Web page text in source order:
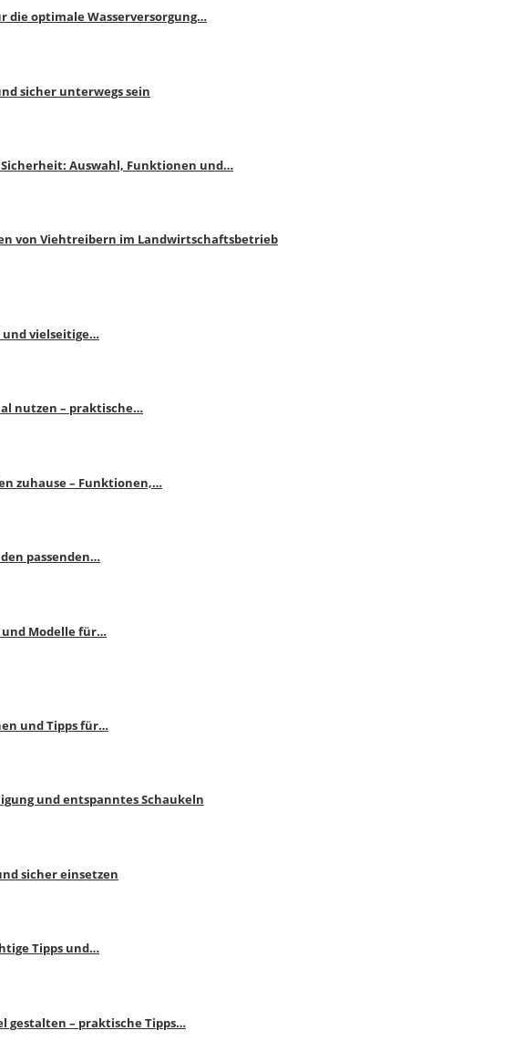
die optimale Wasserversorgung…
sicher unterwegs sein
Auswahl, Funktionen und…
von Viehtreibern im Landwirtschaftsbetrieb
vielseitige…
nutzen – praktische…
zuhause – Funktionen,…
passenden…
und Modelle für…
und Tipps für…
und entspanntes Schaukeln
sicher einsetzen
Tipps und…
gestalten – praktische Tipps…